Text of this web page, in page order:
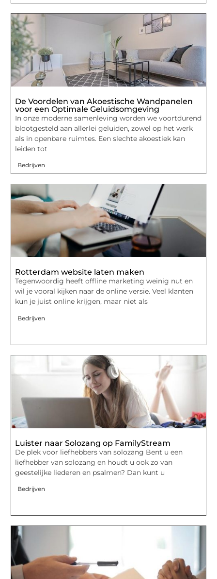
De Voordelen van Akoestische Wandpanelen
voor een Optimale Geluidsomgeving
In onze moderne samenleving worden we voortdurend
blootgesteld aan allerlei geluiden, zowel op het werk
als in openbare ruimtes. Een slechte akoestiek kan
leiden tot
Bedrijven
Rotterdam website laten maken
Tegenwoordig heeft offline marketing weinig nut en
wil je vooral kijken naar de online versie. Veel klanten
kun je juist online krijgen, maar niet als
Bedrijven
Luister naar Solozang op FamilyStream
De plek voor liefhebbers van solozang Bent u een
liefhebber van solozang en houdt u ook zo van
geestelijke liederen en psalmen? Dan kunt u
Bedrijven